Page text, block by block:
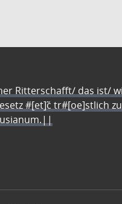
Ritterschafft/ das ist/
#[et]c̃ tr#[oe]stlich